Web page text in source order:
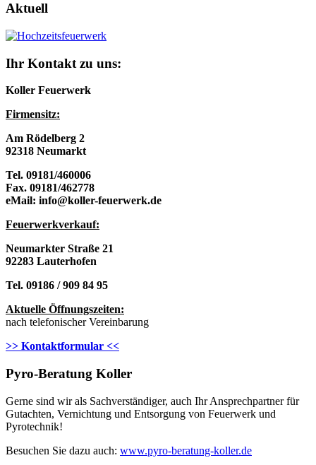
Aktuell
Ihr Kontakt zu uns:
Koller Feuerwerk
Firmensitz:
Am Rödelberg 2
92318 Neumarkt
Tel. 09181/460006
Fax. 09181/462778
eMail: info@koller-feuerwerk.de
Feuerwerkverkauf:
Neumarkter Straße 21
92283 Lauterhofen
Tel. 09186 / 909 84 95
Aktuelle Öffnungszeiten:
nach telefonischer Vereinbarung
>> Kontaktformular <<
Pyro-Beratung Koller
Gerne sind wir als Sachverständiger, auch Ihr Ansprechpartner für
Gutachten, Vernichtung und Entsorgung von Feuerwerk und
Pyrotechnik!
Besuchen Sie dazu auch: www.pyro-beratung-koller.de